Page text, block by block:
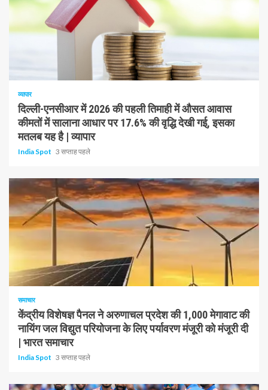
व्यापार
दिल्ली-एनसीआर में 2026 की पहली तिमाही में औसत आवास
कीमतों में सालाना आधार पर 17.6% की वृद्धि देखी गई, इसका
मतलब यह है | व्यापार
India Spot 3 सप्ताह पहले
1 न्यूनतम पढ़ा
समाचार
केंद्रीय विशेषज्ञ पैनल ने अरुणाचल प्रदेश की 1,000 मेगावाट की
नायिंग जल विद्युत परियोजना के लिए पर्यावरण मंजूरी को मंजूरी दी
| भारत समाचार
India Spot 3 सप्ताह पहले